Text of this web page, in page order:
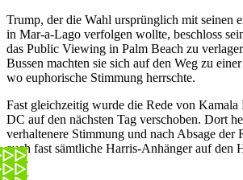
Trump, der die Wahl ursprünglich mit seinen
in Mar-a-Lago verfolgen wollte, beschloss
das Public Viewing in Palm Beach zu
Bussen machten sie sich auf den Weg zu
wo euphorische Stimmung herrschte.
Fast gleichzeitig wurde die Rede von Kamala
DC auf den nächsten Tag verschoben. Dort
verhaltenere Stimmung und nach Absage der
auch fast sämtliche Harris-Anhänger auf den